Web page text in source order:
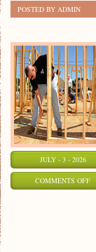
POSTED BY ADMIN
JULY - 3 - 2026
COMMENTS OFFON